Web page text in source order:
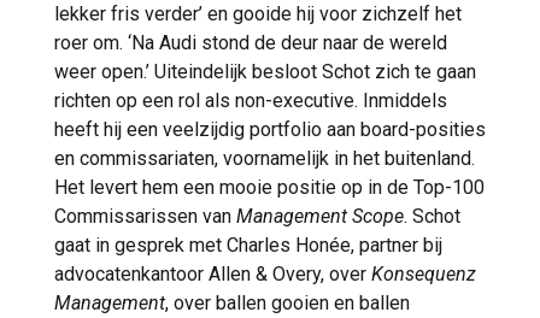
lekker fris verder’ en gooide hij voor zichzelf het
roer om. ‘Na Audi stond de deur naar de wereld
weer open.’ Uiteindelijk besloot Schot zich te gaan
richten op een rol als non-executive. Inmiddels
heeft hij een veelzijdig portfolio aan board-posities
en commissariaten, voornamelijk in het buitenland.
Het levert hem een mooie positie op in de Top-100
Commissarissen van Management Scope. Schot
gaat in gesprek met Charles Honée, partner bij
advocatenkantoor Allen & Overy, over Konsequenz
Management, over ballen gooien en ballen